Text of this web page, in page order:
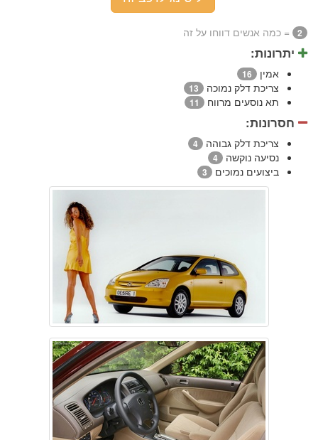
2 = כמה אנשים דווחו על זה
יתרונות:
אמין 16
צריכת דלק נמוכה 13
תא נוסעים מרווח 11
חסרונות:
צריכת דלק גבוהה 4
נסיעה נוקשה 4
ביצועים נמוכים 3